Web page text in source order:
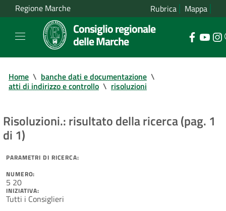
Regione Marche Rubrica Mappa
Consiglio regionale
delle Marche
Home \ banche dati e documentazione \
atti di indirizzo e controllo \ risoluzioni
Risoluzioni.: risultato della ricerca (pag. 1
di 1)
PARAMETRI DI RICERCA:
NUMERO:
5 20
INIZIATIVA:
Tutti i Consiglieri